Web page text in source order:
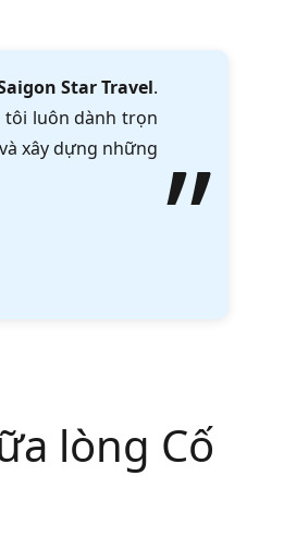
Star Travel.
tôi luôn dành trọn
xây dựng những
lòng Cố